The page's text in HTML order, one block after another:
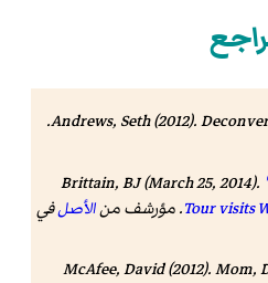
Andrews, Seth (2012).
. Outskirts Press.
Brittain, BJ (March 25, 2014).
Tour visits. مؤرشف منالأصلفي
McAfee, David(2012).Mom,